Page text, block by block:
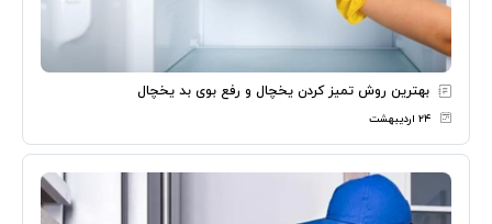
بهترین روش تمیز کردن یخچال و رفع بوی بد یخچال
۲۴ اردیبهشت